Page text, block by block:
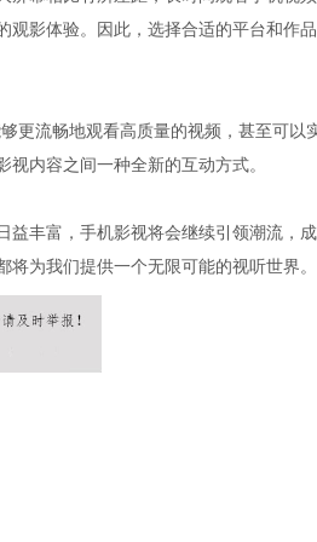
影体验。因此，选择合适的平台和作
更流畅地观看高质量的视频，甚至可以
内容之间一种全新的互动方式。
益丰富，手机影视将会继续引领潮流，
为我们提供一个无限可能的视听世界。